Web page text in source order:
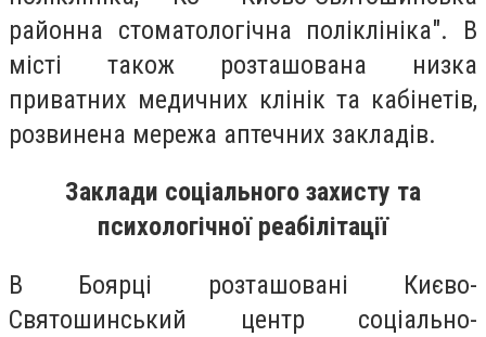
районна стоматологічна поліклініка". В
місті також розташована низка
приватних медичних клінік та кабінетів,
розвинена мережа аптечних закладів.
Заклади соціального захисту та
психологічної реабілітації
В Боярці розташовані Києво-
Святошинський центр соціально-